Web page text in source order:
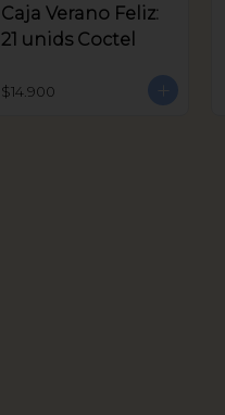
Caja Verano Feliz:
21 unids Coctel
$14.900